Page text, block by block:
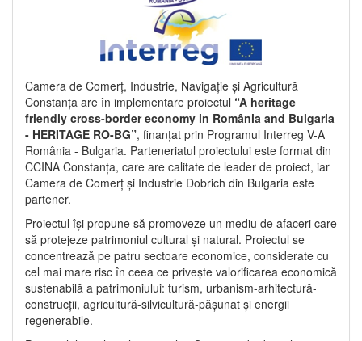
Camera de Comerț, Industrie, Navigație și Agricultură
Constanța are în implementare proiectul “A heritage
friendly cross-border economy in România and Bulgaria
- HERITAGE RO-BG”, finanțat prin Programul Interreg V-A
România - Bulgaria. Parteneriatul proiectului este format din
CCINA Constanța, care are calitate de leader de proiect, iar
Camera de Comerț și Industrie Dobrich din Bulgaria este
partener.
Proiectul își propune să promoveze un mediu de afaceri care
să protejeze patrimoniul cultural și natural. Proiectul se
concentrează pe patru sectoare economice, considerate cu
cel mai mare risc în ceea ce privește valorificarea economică
sustenabilă a patrimoniului: turism, urbanism-arhitectură-
construcții, agricultură-silvicultură-pășunat și energii
regenerabile.